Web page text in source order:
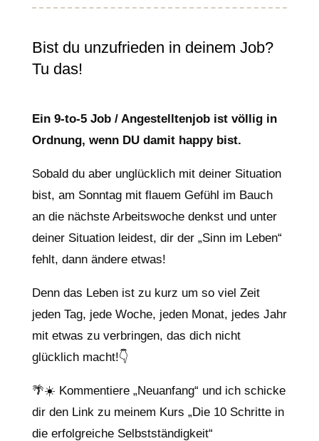
Bist du unzufrieden in deinem Job?
Tu das!
Ein 9-to-5 Job / Angestelltenjob ist völlig in
Ordnung, wenn DU damit happy bist.
Sobald du aber unglücklich mit deiner Situation
bist, am Sonntag mit flauem Gefühl im Bauch
an die nächste Arbeitswoche denkst und unter
deiner Situation leidest, dir der „Sinn im Leben“
fehlt, dann ändere etwas!
Denn das Leben ist zu kurz um so viel Zeit
jeden Tag, jede Woche, jeden Monat, jedes Jahr
mit etwas zu verbringen, das dich nicht
glücklich macht!👇
🌴☀️ Kommentiere „Neuanfang“ und ich schicke
dir den Link zu meinem Kurs „Die 10 Schritte in
die erfolgreiche Selbstständigkeit“